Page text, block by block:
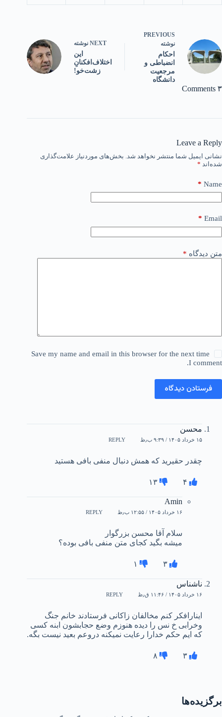
PREVIOUS
نوشته
احکام
انضباطی و
مرجعیت
دانشگاه
NEXT نوشته
این
اختلاف‌افکنانِ
زشت‌خو!
۳ Comments
Leave a Reply
نشانی ایمیل شما منتشر نخواهد شد. بخش‌های موردنیاز علامت‌گذاری
شده‌اند *
Name
*
Email
*
متن دیدگاه *
Save my name and email in this browser for the next time
I comment.
فرستادن دیدگاه
محسن
۱۵ خرداد ۱۴۰۵ / ۹:۳۹ ب٫ظ REPLY
چقدر حقیرید که همش دنبال منفی بافی هستید
۴ ۱۳
Amin
۱۶ خرداد ۱۴۰۵ / ۱۲:۵۵ ب٫ظ REPLY
سلام آقا محسن بزرگوار
میشه بگید کجای متن منفی بافی بوده؟
۳ ۱
ناشناس
۱۶ خرداد ۱۴۰۵ / ۱۱:۴۶ ق٫ظ REPLY
اینارافکر کنم مخالفان زاکانی فرستادند خانم جنگ
وخرابی خ نس را دیده هنوزم وضع حجابشون ابنه کسی
که ایم حکم خدارا رعایت نمیکنه دروعم بعید نیست بگه.
۳ ۸
برگزیده‌ها